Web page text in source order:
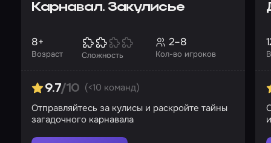
Карнавал. Закулисье
Возраст
8+
Сложность Кол-во игроков
2–8
9.7/10 (<10 команд)
Отправляйтесь за кулисы и раскройте тайны
загадочного карнавала